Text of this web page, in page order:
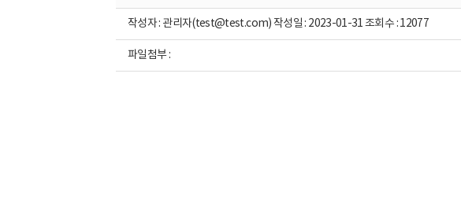
작성자 : 관리자(test@test.com) 작성일 : 2023-01-31 조회수 : 12077
파일첨부 :